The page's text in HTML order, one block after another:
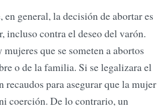
en general, la decisión de abortar es
incluso contra el deseo del varón.
que se someten a abortos
o de la familia. Si se legalizara el
recaudos para asegurar que la mujer
coerción. De lo contrario, un